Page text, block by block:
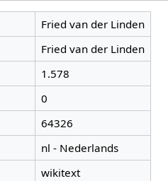
Fried van der Linden
Fried van der Linden
1.578
0
64326
nl - Nederlands
wikitext